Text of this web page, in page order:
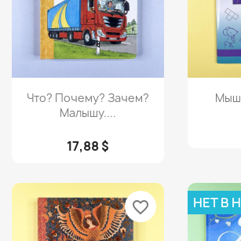
Просмотр
Что? Почему? Зачем?
Малышу....
17,88 $

favorite_border НЕТ В